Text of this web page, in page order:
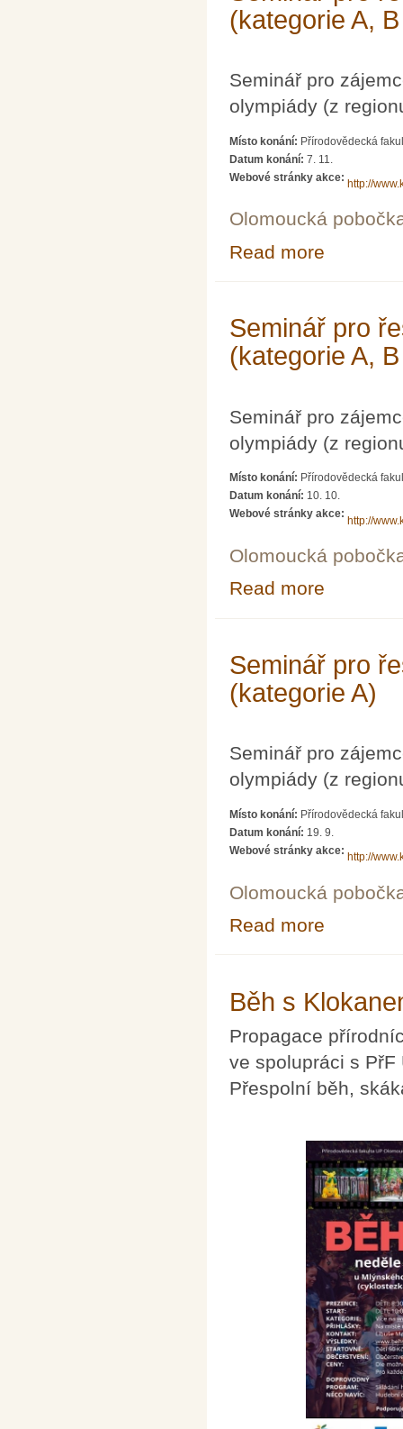
(kategorie A,
Seminář pro
olympiády (z
Místo konání: Přírodovědecká
Datum konání: 7. 11.
Webové stránky akce:
http://
Olomoucká
Read more
Seminář pro
(kategorie A,
Seminář pro
olympiády (z
Místo konání: Přírodovědecká
Datum konání: 10. 10.
Webové stránky akce:
http://
Olomoucká
Read more
Seminář pro
(kategorie A)
Seminář pro
olympiády (z
Místo konání: Přírodovědecká
Datum konání: 19. 9.
Webové stránky akce:
http://
Olomoucká
Read more
Běh s
Propagace
ve spolupráci s
Přespolní běh,